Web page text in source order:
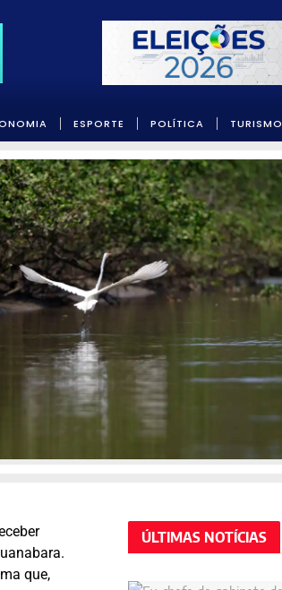
ESPORTE POLÍTICA TURISMO
que,
ÚLTIMAS NOTÍCIAS